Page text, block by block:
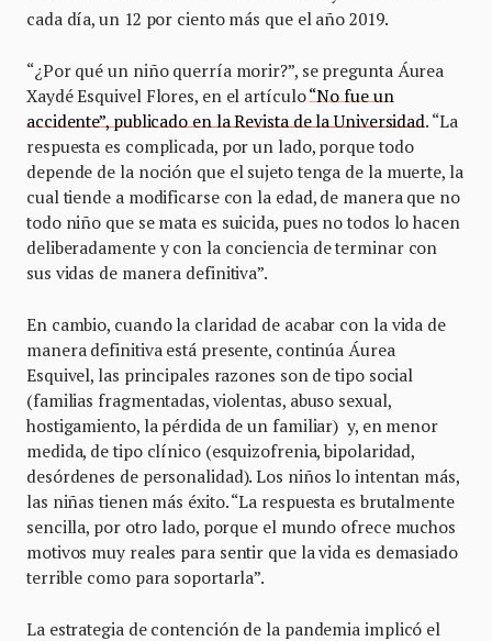
cada día, un 12 por ciento más que el año 2019.
“¿Por qué un niño querría morir?”, se pregunta Áurea
Xaydé Esquivel Flores, en el artículo“No fue un
accidente”, publicado en la Revista de la Universidad. “La
respuesta es complicada, por un lado, porque todo
depende de la noción que el sujeto tenga de la muerte, la
cual tiende a modificarse con la edad, de manera que no
todo niño que se mata es suicida, pues no todos lo hacen
deliberadamente y con la conciencia de terminar con
sus vidas de manera definitiva”.
En cambio, cuando la claridad de acabar con la vida de
manera definitiva está presente, continúa Áurea
Esquivel, las principales razones son de tipo social
(familias fragmentadas, violentas, abuso sexual,
hostigamiento, la pérdida de un familiar) y, en menor
medida, de tipo clínico (esquizofrenia, bipolaridad,
desórdenes de personalidad). Los niños lo intentan más,
las niñas tienen más éxito. “La respuesta es brutalmente
sencilla, por otro lado, porque el mundo ofrece muchos
motivos muy reales para sentir que la vida es demasiado
terrible como para soportarla”.
La estrategia de contención de la pandemia implicó el